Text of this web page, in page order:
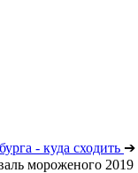
- куда сходить ➔
мороженого 2019